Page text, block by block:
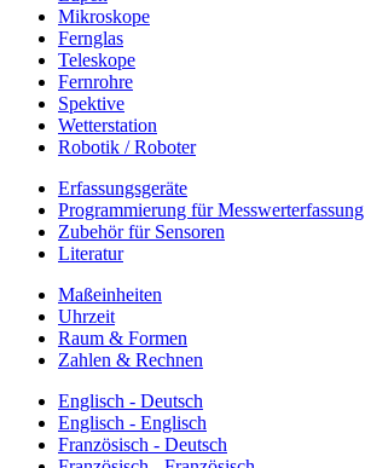
Mikroskope
Fernglas
Teleskope
Fernrohre
Spektive
Wetterstation
Robotik / Roboter
Erfassungsgeräte
Programmierung für Messwerterfassung
Zubehör für Sensoren
Literatur
Maßeinheiten
Uhrzeit
Raum & Formen
Zahlen & Rechnen
Englisch - Deutsch
Englisch - Englisch
Französisch - Deutsch